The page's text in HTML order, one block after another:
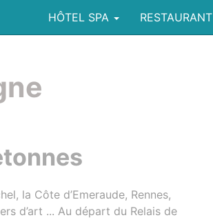
HÔTEL SPA RESTAURANT
la Côte d’Emeraude, Rennes,
d’art ... Au départ du Relais de